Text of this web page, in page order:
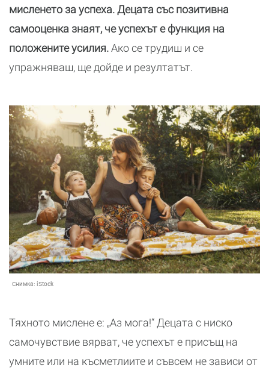
мисленето за успеха. Децата със позитивна
самооценка знаят, че успехът е функция на
положените усилия.Ако се трудиш и се
упражняваш, ще дойде и резултатът.
Снимка: iStock
Тяхното мислене е: „Аз мога!“ Децата с ниско
самочувствие вярват, че успехът е присъщ на
умните или на късметлиите и съвсем не зависи от